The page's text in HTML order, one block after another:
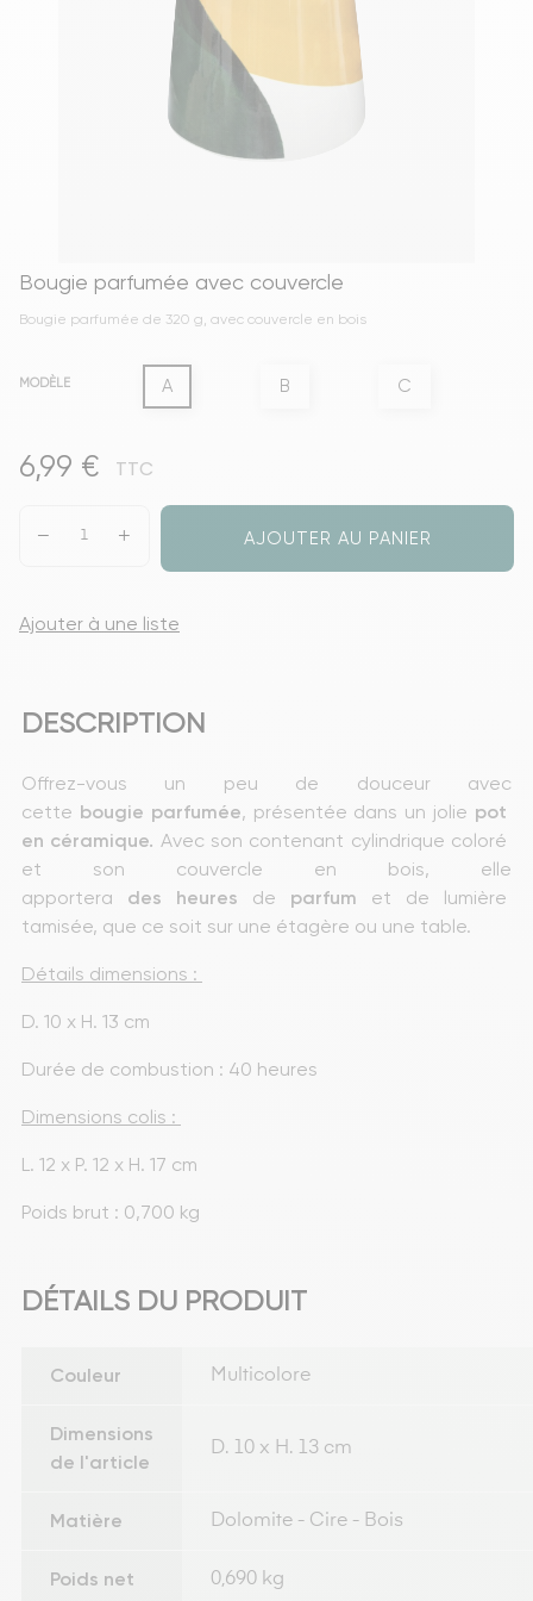
Bougie parfumée avec couvercle
Bougie parfumée de 320 g, avec couvercle en bois
MODÈLE A B C
6,99 € TTC
AJOUTER AU PANIER
Ajouter à une liste
DESCRIPTION
Offrez-vous un peu de douceur avec
cette bougie parfumée, présentée dans un jolie pot
en céramique. Avec son contenant cylindrique coloré
et son couvercle en bois, elle
apportera des heures de parfum et de lumière
tamisée, que ce soit sur une étagère ou une table.
Détails dimensions :
D. 10 x H. 13 cm
Durée de combustion : 40 heures
Dimensions colis :
L. 12 x P. 12 x H. 17 cm
Poids brut : 0,700 kg
DÉTAILS DU PRODUIT
Couleur Multicolore
Dimensions
de l'article
D. 10 x H. 13 cm
Matière Dolomite - Cire - Bois
Poids net 0,690 kg